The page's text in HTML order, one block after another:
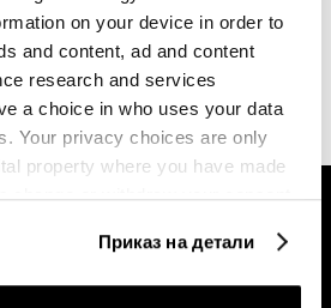
on your device in order to
and content, ad and content
research and services
a choice in who uses your data
Your privacy choices are only
property where you have made
change or withdraw your consent
Приказ на детали
ПОЛИТИКА